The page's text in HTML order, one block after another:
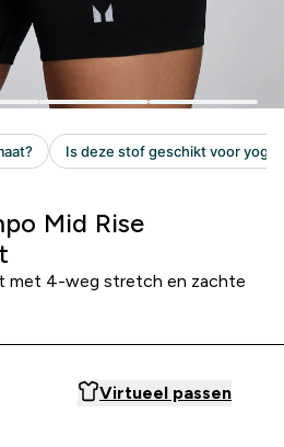
Mid Rise
met 4-weg stretch en zachte
Virtueel passen